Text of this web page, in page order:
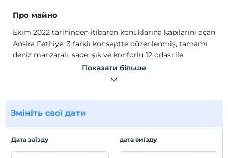
Про майно
Ekim 2022 tarihinden itibaren konuklarına kapılarını açan
Ansira Fethiye, 3 farklı konseptte düzenlenmiş, tamamı
deniz manzaralı, sade, şık ve konforlu 12 odası ile
konuklarına hizmet vermektedir.
Ansira Fethiye'nin tüm odalarında ücretsiz Wi-Fi, klima,
kahve çeşitleri, kaliteli havlu ve nevresim seti, bornoz,
terlik, saç kurutma makinesi, lüks kalite banyo
Місцезнаходження
Otelimiz, Fethiye merkez de yer almakta olup marinaya,
Показати більше
Змініть свої дати
Дата заїзду дата виїзду